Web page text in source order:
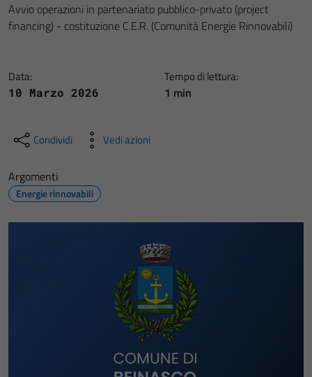
Avvio operazioni in partenariato pubblico-privato (project
financing) - costituzione C.E.R. (Comunità Energie Rinnovabili)
Data:
10 Marzo 2026
Tempo di lettura:
1 min
Condividi Vedi azioni
Argomenti
Energie rinnovabili